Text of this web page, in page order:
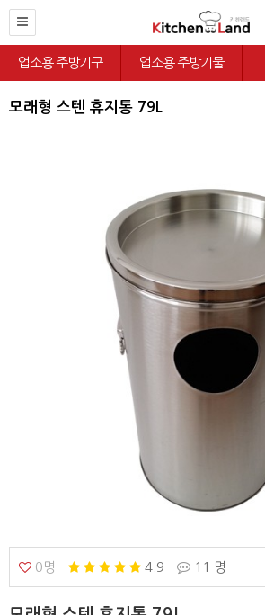
업소용 주방기구 업소용 주방기물
모래형 스텐 휴지통 79L
0명 4.9 11 명